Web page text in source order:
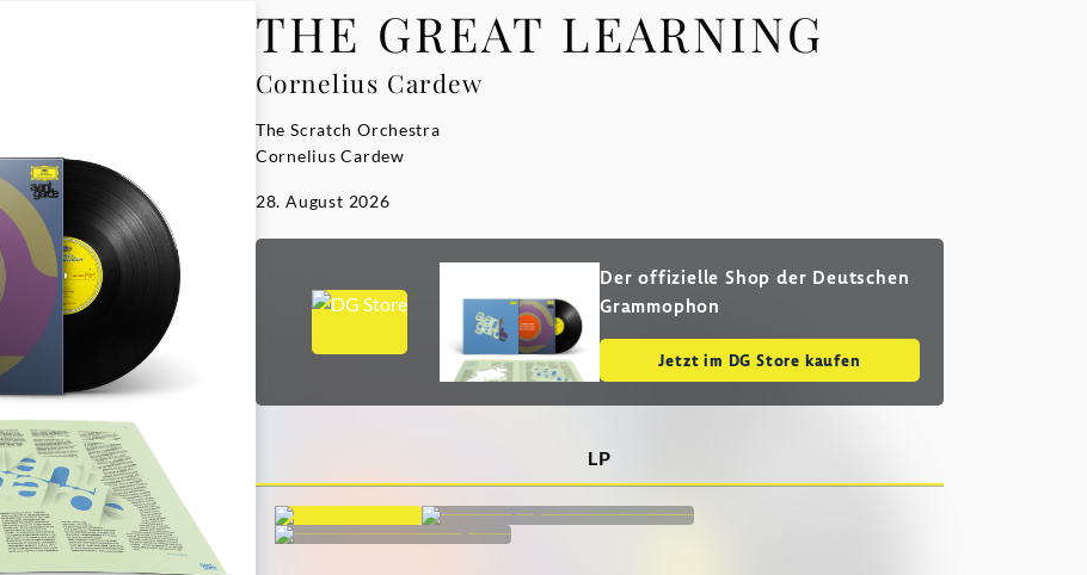
THE GREAT LEARNING
Cornelius Cardew
The Scratch Orchestra
Cornelius Cardew
28. August 2026
Der offizielle Shop der Deutschen
Grammophon
Jetzt im DG Store kaufen
LP